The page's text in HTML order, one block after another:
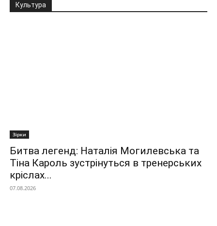
Культура
Зірки
Битва легенд: Наталія Могилевська та
Тіна Кароль зустрінуться в тренерських
кріслах...
07.08.2026